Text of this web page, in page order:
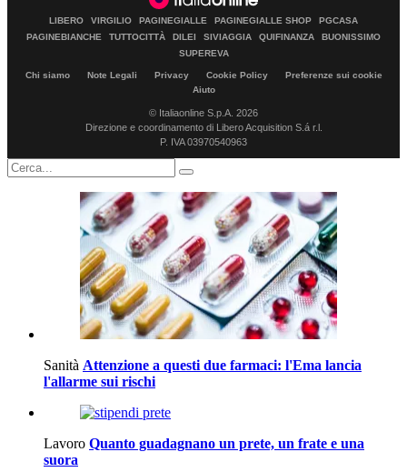
LIBERO VIRGILIO PAGINEGIALLE PAGINEGIALLE SHOP
PGCASA
PAGINEBIANCHE
TUTTOCITTÀ DILEI SIVIAGGIA QUIFINANZA
BUONISSIMO
SUPEREVA
Chi siamo Note Legali Privacy Cookie Policy
Preferenze sui cookie
Aiuto
© Italiaonline S.p.A. 2026
Direzione e coordinamento di Libero Acquisition S.á r.l.
P. IVA 03970540963
Sanità Attenzione a questi due farmaci: l'Ema lancia
l'allarme sui rischi
Lavoro Quanto guadagnano un prete, un frate e una
suora